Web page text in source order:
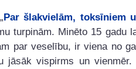
Par šlakvielām, toksīniem
turpinām. Minēto 15 gadu
par veselību, ir viena no
jāsāk vispirms un